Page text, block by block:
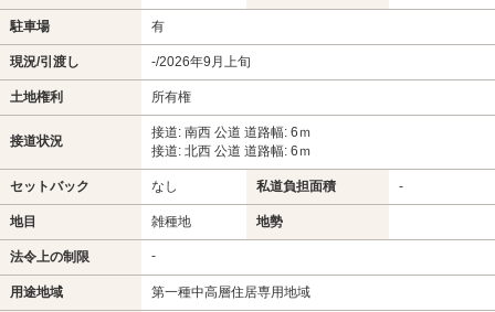
駐車場 有
現況/引渡し -/2026年9月上旬
土地権利 所有権
接道状況
接道: 南西 公道 道路幅: 6ｍ
接道: 北西 公道 道路幅: 6ｍ
セットバック なし 私道負担面積 -
地目 雑種地 地勢
法令上の制限 -
用途地域 第一種中高層住居専用地域